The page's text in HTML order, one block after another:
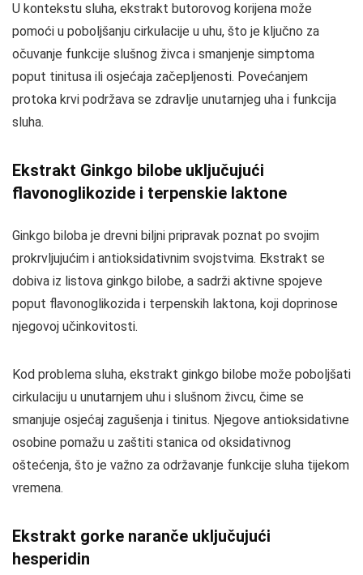
U kontekstu sluha, ekstrakt butorovog korijena može
pomoći u poboljšanju cirkulacije u uhu, što je ključno za
očuvanje funkcije slušnog živca i smanjenje simptoma
poput tinitusa ili osjećaja začepljenosti. Povećanjem
protoka krvi podržava se zdravlje unutarnjeg uha i funkcija
sluha.
Ekstrakt Ginkgo bilobe uključujući
flavonoglikozide i terpenskie laktone
Ginkgo biloba je drevni biljni pripravak poznat po svojim
prokrvljujućim i antioksidativnim svojstvima. Ekstrakt se
dobiva iz listova ginkgo bilobe, a sadrži aktivne spojeve
poput flavonoglikozida i terpenskih laktona, koji doprinose
njegovoj učinkovitosti.
Kod problema sluha, ekstrakt ginkgo bilobe može poboljšati
cirkulaciju u unutarnjem uhu i slušnom živcu, čime se
smanjuje osjećaj zagušenja i tinitus. Njegove antioksidativne
osobine pomažu u zaštiti stanica od oksidativnog
oštećenja, što je važno za održavanje funkcije sluha tijekom
vremena.
Ekstrakt gorke naranče uključujući
hesperidin